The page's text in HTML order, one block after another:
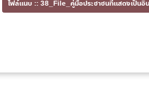
ไฟล์แนบ :: 38_File_คู่มือประชาชนที่แสดงเป็น